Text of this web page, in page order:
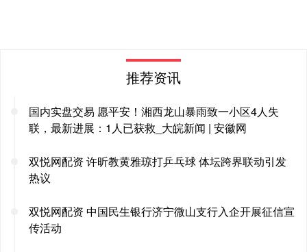
推荐资讯
国内实盘交易 愿平安！湘西龙山暴雨致一小区4人失
联，最新进展：1人已获救_大皖新闻 | 安徽网
双悦网配资 许昕教黄雅琼打乒乓球 体坛跨界联动引发
热议
双悦网配资 中国民生银行济宁微山支行入企开展征信宣
传活动